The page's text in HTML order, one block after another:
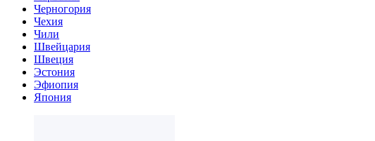
Черногория
Чехия
Чили
Швейцария
Швеция
Эстония
Эфиопия
Япония